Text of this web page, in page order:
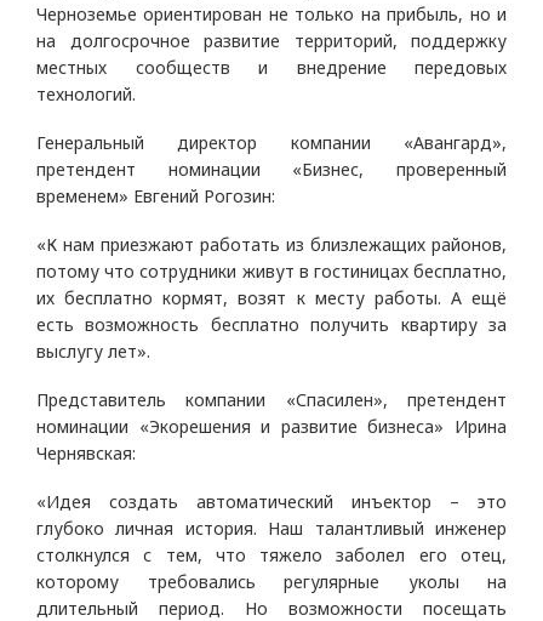
Черноземье ориентирован не только на прибыль, но и
на долгосрочное развитие территорий, поддержку
местных сообществ и внедрение передовых
технологий.
Генеральный директор компании «Авангард»,
претендент номинации «Бизнес, проверенный
временем» Евгений Рогозин:
«К нам приезжают работать из близлежащих районов,
потому что сотрудники живут в гостиницах бесплатно,
их бесплатно кормят, возят к месту работы. А ещё
есть возможность бесплатно получить квартиру за
выслугу лет».
Представитель компании «Спасилен», претендент
номинации «Экорешения и развитие бизнеса» Ирина
Чернявская:
«Идея создать автоматический инъектор – это
глубоко личная история. Наш талантливый инженер
столкнулся с тем, что тяжело заболел его отец,
которому требовались регулярные уколы на
длительный период. Но возможности посещать